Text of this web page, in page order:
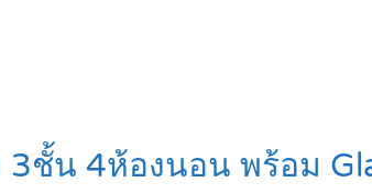
ชั้น 4ห้องนอน พร้อม